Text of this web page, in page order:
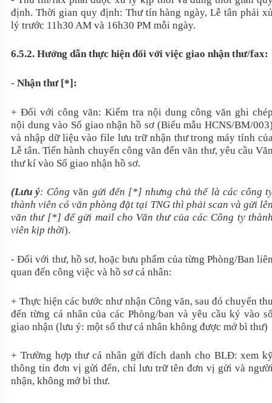
định. Thời gian quy định: Thư tín hàng ngày, Lễ tân phải
lý trước 11h30 AM và 16h30 PM mỗi ngày.
6.5.2. Hướng dẫn thực hiện đối với việc giao nhận thư/fax:
- Nhận thư [*]:
+ Đối với công văn: Kiểm tra nội dung công văn ghi
nội dung vào Sổ giao nhận hồ sơ (Biểu mẫu HCNS/BM/
và nhập dữ liệu vào file lưu trữ nhận thư trong máy tính
Lễ tân. Tiến hành chuyển công văn đến văn thư, yêu cầu
thư kí vào Sổ giao nhận hồ sơ.
(Lưu ý: Côngvăn gửi đến [*] nhưng chủ thể là các công
thành viên có văn phòng đặt tại TNG thì phải scan và gửi
văn thư [*] để gửi mail cho Văn thư của các Công ty
viên kịp thời).
- Đối với thư, hồ sơ, hoặc bưu phẩm của từng Phòng/Ban
quan đến công việc và hồ sơ cá nhân:
+ Thực hiện các bước như nhận Công văn, sau đó chuyển
đến từng cá nhân của các Phòng/ban và yêu cầu ký vào
giao nhận (lưu ý: một số thư cá nhân không được mở bì thư)
+ Trường hợp thư cá nhân gửi đích danh cho BLĐ: xem
thông tin đơn vị gửi đến, chỉ lưu trữ tên đơn vị gửi và
nhận, không mở bì thư.